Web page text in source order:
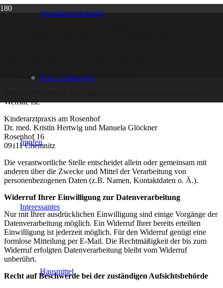
Spezialsprechstunde
IGeL-Leistungen
Impfen
Interessantes
Hausmittel
Benennung der verantwortlichen Stelle
Website ist:
Kinderarztpraxis am Rosenhof
Dr. med. Kristin Hertwig und Manuela Glöckner
Rosenhof 16
09111 Chemnitz
Die verantwortliche Stelle entscheidet allein oder gemeinsam mit
anderen über die Zwecke und Mittel der Verarbeitung von
personenbezogenen Daten (z.B. Namen, Kontaktdaten o. Ä.).
Widerruf Ihrer Einwilligung zur Datenverarbeitung
Nur mit Ihrer ausdrücklichen Einwilligung sind einige Vorgänge der
Datenverarbeitung möglich. Ein Widerruf Ihrer bereits erteilten
Einwilligung ist jederzeit möglich. Für den Widerruf genügt eine
formlose Mitteilung per E-Mail. Die Rechtmäßigkeit der bis zum
Widerruf erfolgten Datenverarbeitung bleibt vom Widerruf
unberührt.
Recht auf Beschwerde bei der zuständigen Aufsichtsbehörde